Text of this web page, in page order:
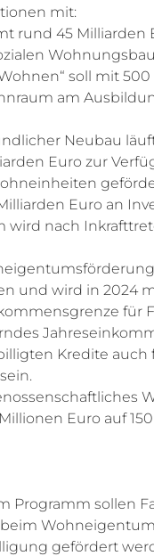
mit:
rund 45 Milliarden
soll mit
am
Neubau
Euro zur
Euro an
wird nach
und wird in 2024
für
Kredite auch
Euro auf
Programm sollen
gefördert